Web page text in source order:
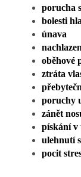
porucha
bolesti
únava
oběhové
ztráta
poruchy
zánět
pískání v
ulehnutí
pocit